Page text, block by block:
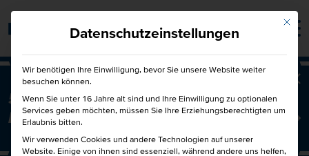
Barrierefrei
50€ für Dich und 50€ für einen
Freund!
Freunde werben Freunde
Mit
Datenschutzeinstellungen
Wir benötigen Ihre Einwilligung, bevor Sie unsere Website weiter
besuchen können.
Wenn Sie unter 16 Jahre alt sind und Ihre Einwilligung zu optionalen
Services geben möchten, müssen Sie Ihre Erziehungsberechtigten um
Erlaubnis bitten.
Wir verwenden Cookies und andere Technologien auf unserer
Website. Einige von ihnen sind essenziell, während andere uns helfen,